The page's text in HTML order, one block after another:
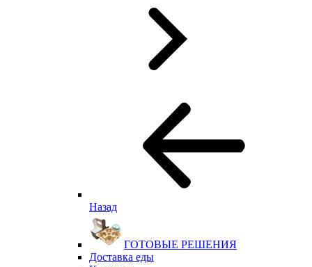
Назад
ГОТОВЫЕ РЕШЕНИЯ
Доставка еды